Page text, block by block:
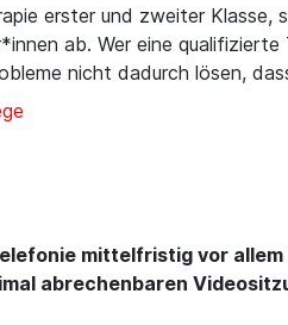
erster und zweiter Klasse,
ab. Wer eine
nicht dadurch lösen,
mittelfristig vor
abrechenbaren